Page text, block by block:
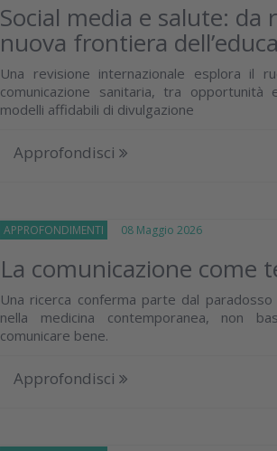
Social media e salute: da
nuova frontiera
Una revisione internazionale esplora il
comunicazione sanitaria, tra
modelli affidabili di divulgazione
Approfondisci
APPROFONDIMENTI 08 Maggio 2026
La comunicazione come
Una ricerca conferma parte dal
nella medicina contemporanea, non
comunicare bene.
Approfondisci